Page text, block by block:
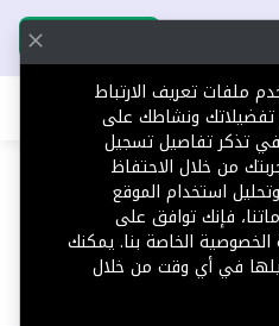
تحميل التطبيق
اطلب عقارك
ملفات تعريف الارتباط
تفضيلاتك ونشاطك على
في تذكر تفاصيل تسجيل
من خلال الاحتفاظ
استخدام الموقع
فإنك توافق على
الخاصة بنا. يمكنك
في أي وقت من خلال